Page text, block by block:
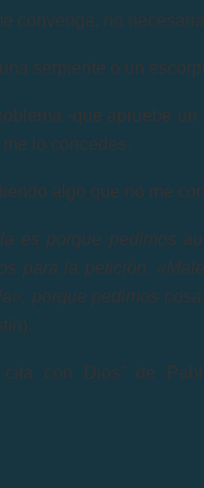
convenga, no
serpiente o un
-que apruebe
lo concedes.
algo que no me
es porque pedimos
para la petición.
porque pedimos
con Dios” de